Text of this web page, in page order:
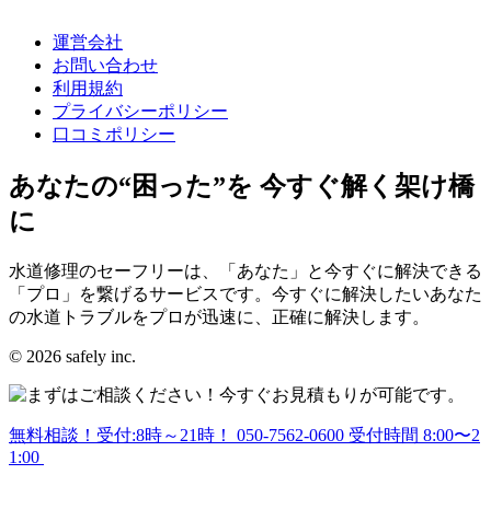
運営会社
お問い合わせ
利用規約
プライバシーポリシー
口コミポリシー
あなたの“困った”を 今すぐ解く架け橋
に
水道修理のセーフリーは、「あなた」と今すぐに解決できる
「プロ」を繋げるサービスです。今すぐに解決したいあなた
の水道トラブルをプロが迅速に、正確に解決します。
© 2026 safely inc.
無料相談！受付:8時～21時！ 050-7562-0600 受付時間 8:00〜2
1:00